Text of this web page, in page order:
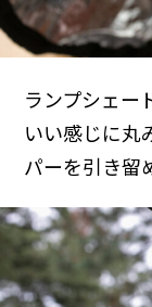
ランプシェー
いい感じに丸
パーを引き留